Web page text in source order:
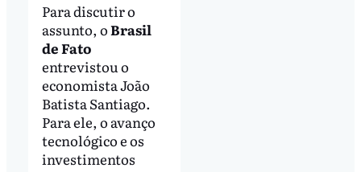
Para discutir o
assunto, oBrasil
de Fato
entrevistou o
economista João
Batista Santiago.
Para ele, o avanço
tecnológico e os
investimentos